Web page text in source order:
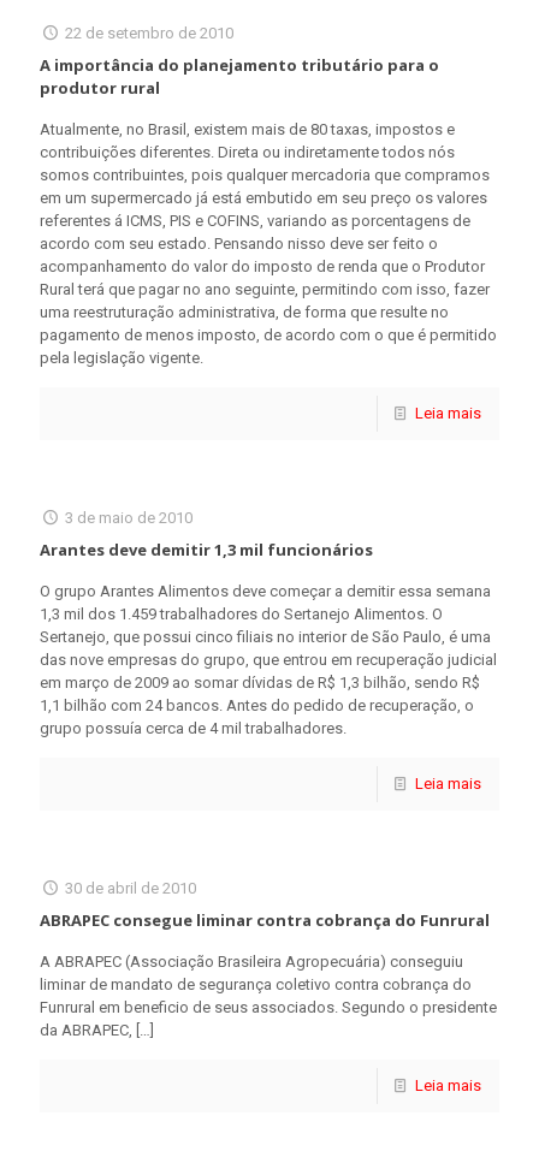
22 de setembro de 2010
A importância do planejamento tributário para o
produtor rural
Atualmente, no Brasil, existem mais de 80 taxas, impostos e
contribuições diferentes. Direta ou indiretamente todos nós
somos contribuintes, pois qualquer mercadoria que compramos
em um supermercado já está embutido em seu preço os valores
referentes á ICMS, PIS e COFINS, variando as porcentagens de
acordo com seu estado. Pensando nisso deve ser feito o
acompanhamento do valor do imposto de renda que o Produtor
Rural terá que pagar no ano seguinte, permitindo com isso, fazer
uma reestruturação administrativa, de forma que resulte no
pagamento de menos imposto, de acordo com o que é permitido
pela legislação vigente.
Leia mais
3 de maio de 2010
Arantes deve demitir 1,3 mil funcionários
O grupo Arantes Alimentos deve começar a demitir essa semana
1,3 mil dos 1.459 trabalhadores do Sertanejo Alimentos. O
Sertanejo, que possui cinco filiais no interior de São Paulo, é uma
das nove empresas do grupo, que entrou em recuperação judicial
em março de 2009 ao somar dívidas de R$ 1,3 bilhão, sendo R$
1,1 bilhão com 24 bancos. Antes do pedido de recuperação, o
grupo possuía cerca de 4 mil trabalhadores.
Leia mais
30 de abril de 2010
ABRAPEC consegue liminar contra cobrança do Funrural
A ABRAPEC (Associação Brasileira Agropecuária) conseguiu
liminar de mandato de segurança coletivo contra cobrança do
Funrural em beneficio de seus associados. Segundo o presidente
da ABRAPEC, […]
Leia mais